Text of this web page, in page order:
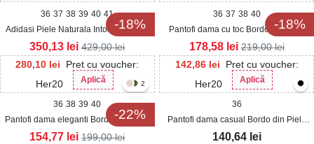
-18%
36 37 38 39 40 41
Adidasi Piele Naturala Intoarsa Bordo
Samera
280,10 lei
Pret cu voucher:
Her20
Aplică
350,13 lei 429,00lei
-18%
36 37 38 40
Pantofi dama cu toc Bordo din Piele
Ecologica Intoarsa Brynley
142,86 lei
Pret cu voucher:
Her20
Aplică
178,58 lei 219,00lei
-22%
2
36 38 39 40
Pantofi dama eleganti Bordo din Piele
Ecologica Lacuita Ninika
154,77 lei 199,00lei
36
Pantofi dama casual Bordo din Piele
Ecologica Janelle
140,64 lei